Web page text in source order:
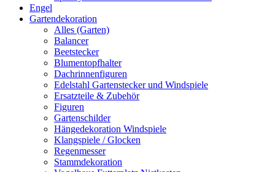
Engel
Gartendekoration
Alles (Garten)
Balancer
Beetstecker
Blumentopfhalter
Dachrinnenfiguren
Edelstahl Gartenstecker und Windspiele
Ersatzteile & Zubehör
Figuren
Gartenschilder
Hängedekoration Windspiele
Klangspiele / Glocken
Regenmesser
Stammdekoration